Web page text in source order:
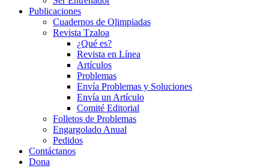
Publicaciones
Cuadernos de Olimpiadas
Revista Tzaloa
¿Qué es?
Revista en Línea
Artículos
Problemas
Envía Problemas y Soluciones
Envía un Artículo
Comité Editorial
Folletos de Problemas
Engargolado Anual
Pedidos
Contáctanos
Dona